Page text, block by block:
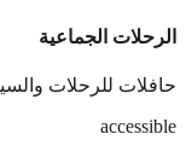
الرحلات الجماعية
حافلات للرحلات
accessible